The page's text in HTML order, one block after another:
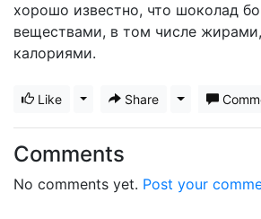
хорошо известно, что шоколад
веществами, в том числе
калориями.
Like Toggle Dropdown
Share Toggle
Comments
No comments yet. Post your